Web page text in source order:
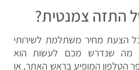
התזה צמנטית?
הצעת מחיר משתלמת לשירותי
מה שנדרש מכם לעשות הוא
הטלפון המופיע בראש האתר, או